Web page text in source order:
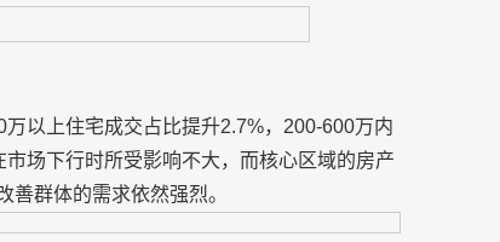
以上住宅成交占比提升2.7%，200-600万内
场下行时所受影响不大，而核心区域的房产
群体的需求依然强烈。